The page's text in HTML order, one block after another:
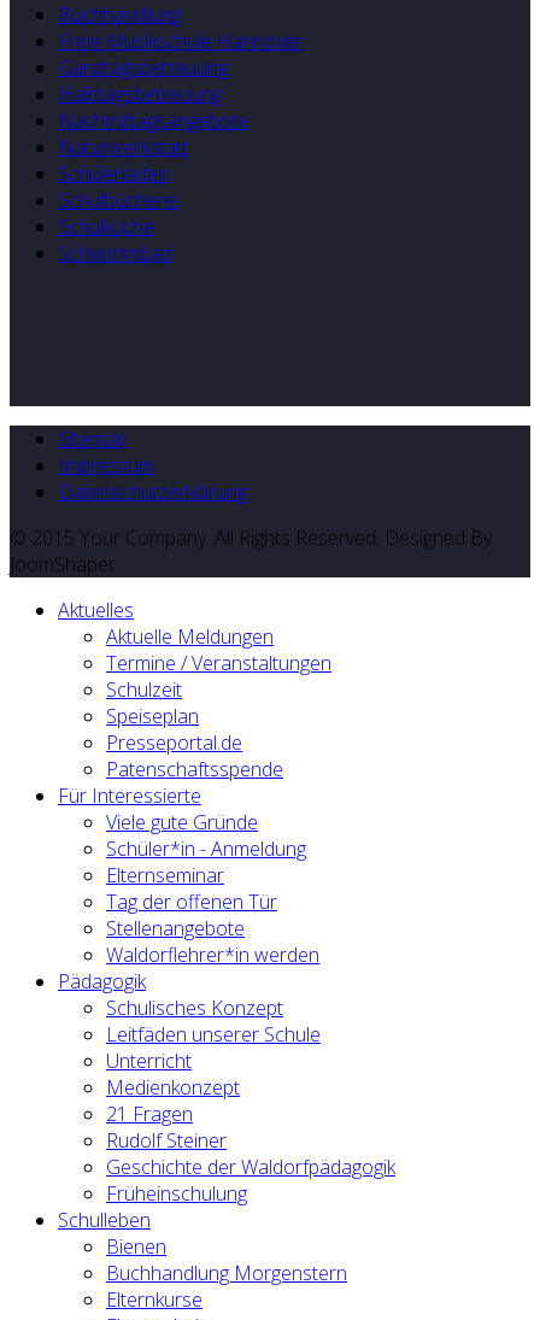
Buchhandlung
Freie Musikschule Hannover
Ganztagsbetreuung
Halbtagsbetreuung
Nachmittagsangebote
Naturwerkstatt
Schülerladen
Schulbücherei
Schulküche
Schwimmbad
Sitemap
Impressum
Datenschutzerklärung
© 2015 Your Company. All Rights Reserved. Designed By
JoomShaper
Aktuelles
Aktuelle Meldungen
Termine / Veranstaltungen
Schulzeit
Speiseplan
Presseportal.de
Patenschaftsspende
Für Interessierte
Viele gute Gründe
Schüler*in - Anmeldung
Elternseminar
Tag der offenen Tür
Stellenangebote
Waldorflehrer*in werden
Pädagogik
Schulisches Konzept
Leitfäden unserer Schule
Unterricht
Medienkonzept
21 Fragen
Rudolf Steiner
Geschichte der Waldorfpädagogik
Früheinschulung
Schulleben
Bienen
Buchhandlung Morgenstern
Elternkurse